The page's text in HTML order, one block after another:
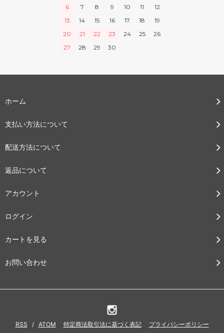
6
7 8 9 10 11
12
13
14 15 16 17 18
19
20
21 22 23 24 25
26
27
28 29 30
ホーム
支払い方法について
配送方法について
返品について
アカウント
ログイン
カートを見る
お問い合わせ
RSS / ATOM 特定商法取引法に基づく表記 プライバシーポリシー